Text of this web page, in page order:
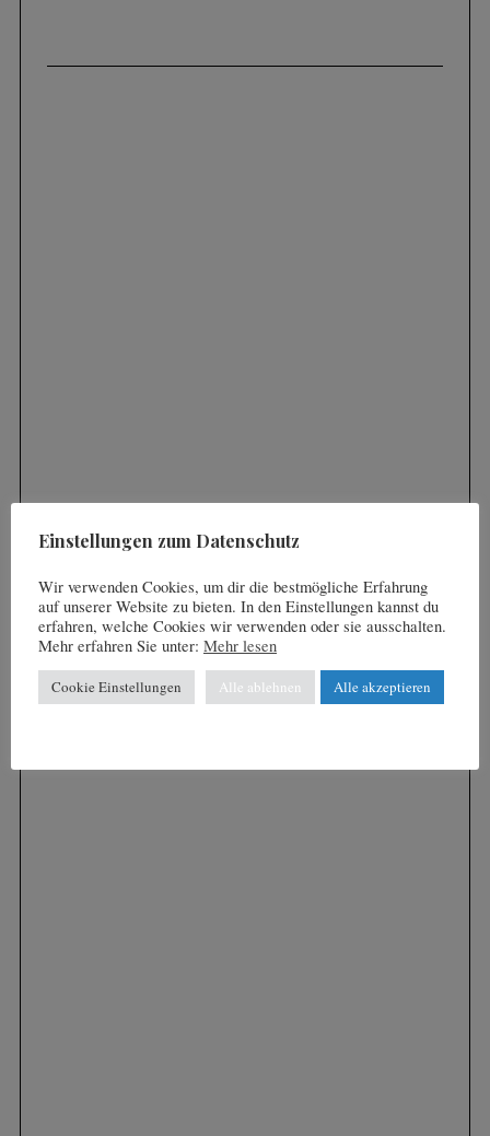
f
o
:
Einstellungen zum Datenschutz
Wir verwenden Cookies, um dir die bestmögliche Erfahrung
auf unserer Website zu bieten. In den Einstellungen kannst du
erfahren, welche Cookies wir verwenden oder sie ausschalten.
Mehr erfahren Sie unter: Mehr lesen
Cookie Einstellungen Alle ablehnen Alle akzeptieren